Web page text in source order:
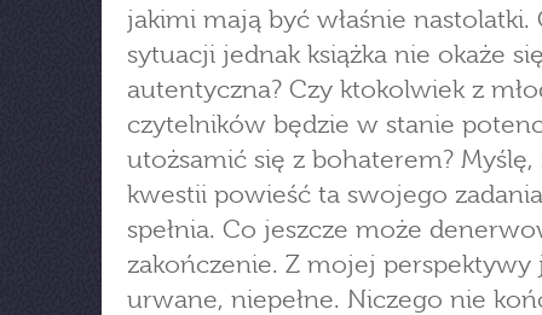
jakimi mają być właśnie nastolatki.
sytuacji jednak książka nie okaże
autentyczna? Czy ktokolwiek z
czytelników będzie w stanie
utożsamić się z bohaterem?
kwestii powieść ta swojego
spełnia. Co jeszcze może
zakończenie. Z mojej perspektywy
urwane, niepełne. Niczego nie